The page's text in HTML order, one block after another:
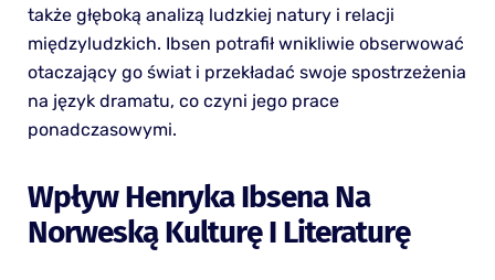
także głęboką analizą ludzkiej natury i relacji
międzyludzkich. Ibsen potrafił wnikliwie obserwować
otaczający go świat i przekładać swoje spostrzeżenia
na język dramatu, co czyni jego prace
ponadczasowymi.
Wpływ Henryka Ibsena Na
Norweską Kulturę I Literaturę